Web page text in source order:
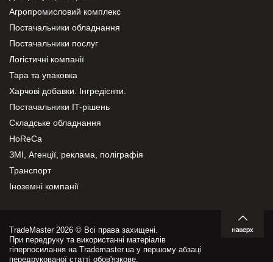
Агропромисловий комплекс
Постачальники обладнання
Постачальники послуг
Логістичні компанії
Тара та упаковка
Харчові добавки. Інгредієнти.
Постачальники IT-рішень
Складське обладнання
HoReCa
ЗМІ, Агенції, реклама, поліграфія
Транспорт
Іноземні компанії
TradeMaster 2026 © Всі права захищені.
При передруку та використанні матеріалів
гіперпосилання на Trademaster.ua у першому абзаці
передрукованої статті обов'язкове.